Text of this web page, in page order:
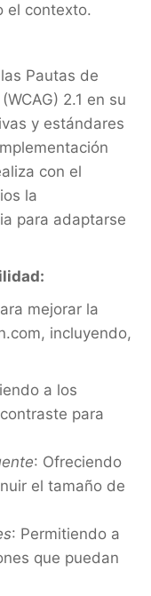
el contexto.
Pautas de
2.1 en su
y estándares
con el
la
para adaptarse
mejorar la
incluyendo,
a los
para
: Ofreciendo
el tamaño de
: Permitiendo a
que puedan